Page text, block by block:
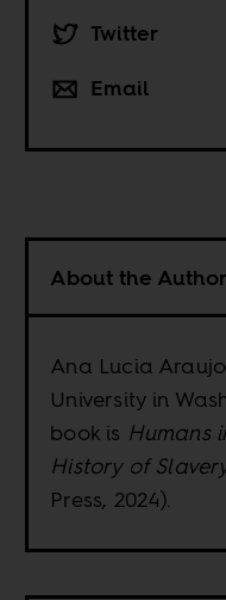
Twitter
Email
About the Author
Ana Lucia
University in
book is Humans
History of
Press, 2024).